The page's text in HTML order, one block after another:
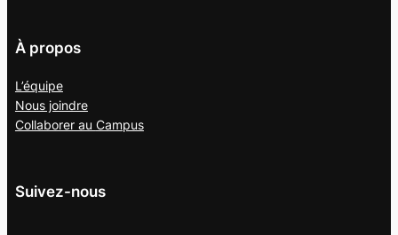
À propos
L’équipe
Nous joindre
Collaborer au Campus
Suivez-nous